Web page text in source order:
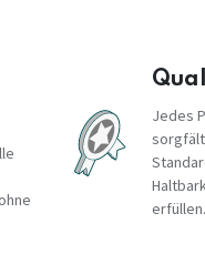
Jedes
erfüllen.